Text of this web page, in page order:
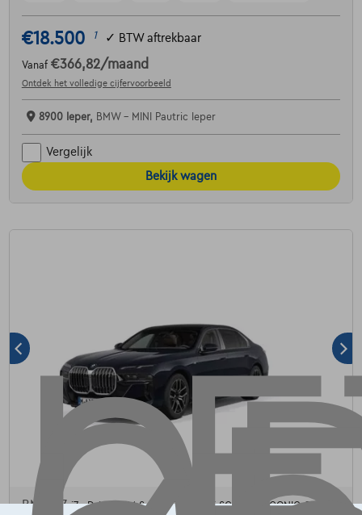
€18.500 1 ✓ BTW aftrekbaar
Vanaf €366,82/maand
Ontdek het volledige cijfervoorbeeld
8900 Ieper, BMW - MINI Pautric Ieper
Vergelijk
Bekijk wagen
BMW I7i7 eDrive50 M Sport | THEATRE SCREEN | ICONIC GLOW |